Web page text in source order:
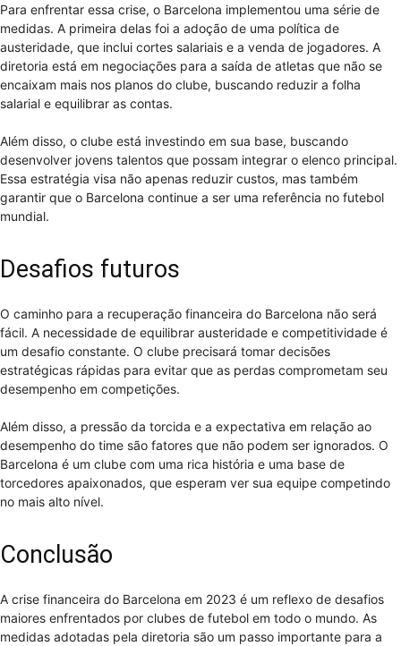
Para enfrentar essa crise, o Barcelona implementou uma série de
medidas. A primeira delas foi a adoção de uma política de
austeridade, que inclui cortes salariais e a venda de jogadores. A
diretoria está em negociações para a saída de atletas que não se
encaixam mais nos planos do clube, buscando reduzir a folha
salarial e equilibrar as contas.
Além disso, o clube está investindo em sua base, buscando
desenvolver jovens talentos que possam integrar o elenco principal.
Essa estratégia visa não apenas reduzir custos, mas também
garantir que o Barcelona continue a ser uma referência no futebol
mundial.
Desafios futuros
O caminho para a recuperação financeira do Barcelona não será
fácil. A necessidade de equilibrar austeridade e competitividade é
um desafio constante. O clube precisará tomar decisões
estratégicas rápidas para evitar que as perdas comprometam seu
desempenho em competições.
Além disso, a pressão da torcida e a expectativa em relação ao
desempenho do time são fatores que não podem ser ignorados. O
Barcelona é um clube com uma rica história e uma base de
torcedores apaixonados, que esperam ver sua equipe competindo
no mais alto nível.
Conclusão
A crise financeira do Barcelona em 2023 é um reflexo de desafios
maiores enfrentados por clubes de futebol em todo o mundo. As
medidas adotadas pela diretoria são um passo importante para a